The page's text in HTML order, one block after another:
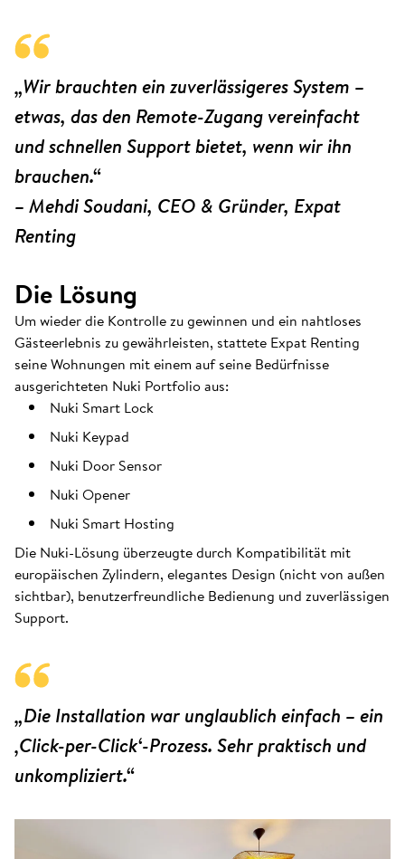
„Wir brauchten ein zuverlässigeres System –
etwas, das den Remote-Zugang vereinfacht
und schnellen Support bietet, wenn wir ihn
brauchen.“
– Mehdi Soudani, CEO & Gründer, Expat
Renting
Die Lösung
Um wieder die Kontrolle zu gewinnen und ein nahtloses
Gästeerlebnis zu gewährleisten, stattete Expat Renting
seine Wohnungen mit einem auf seine Bedürfnisse
ausgerichteten Nuki Portfolio aus:
Nuki Smart Lock
Nuki Keypad
Nuki Door Sensor
Nuki Opener
Nuki Smart Hosting
Die Nuki-Lösung überzeugte durch Kompatibilität mit
europäischen Zylindern, elegantes Design (nicht von außen
sichtbar), benutzerfreundliche Bedienung und zuverlässigen
Support.
„Die Installation war unglaublich einfach – ein
‚Click-per-Click‘-Prozess. Sehr praktisch und
unkompliziert.“